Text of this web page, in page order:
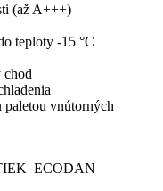
(až A+++)
teploty -15 °C
vnútorných
ECODAN